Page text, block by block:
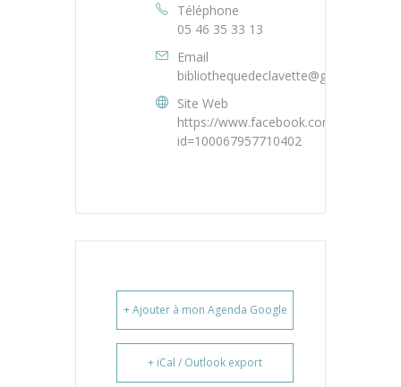
Téléphone
05 46 35 33 13
Email
bibliothequedeclavette@gmail.com
Site Web
https://www.facebook.com/
id=100067957710402
+ Ajouter à mon Agenda Google
+ iCal / Outlook export